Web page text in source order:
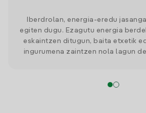
Iberdrolan, energia-eredu
egiten dugu. Ezagutu energia
eskaintzen ditugun, baita etxetik
ingurumena zaintzen nola lagun